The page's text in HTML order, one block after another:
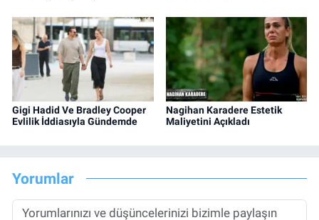
Gigi Hadid Ve Bradley Cooper
Evlilik İddiasıyla Gündemde
Nagihan Karadere Estetik
Maliyetini Açıkladı
Yorumlar